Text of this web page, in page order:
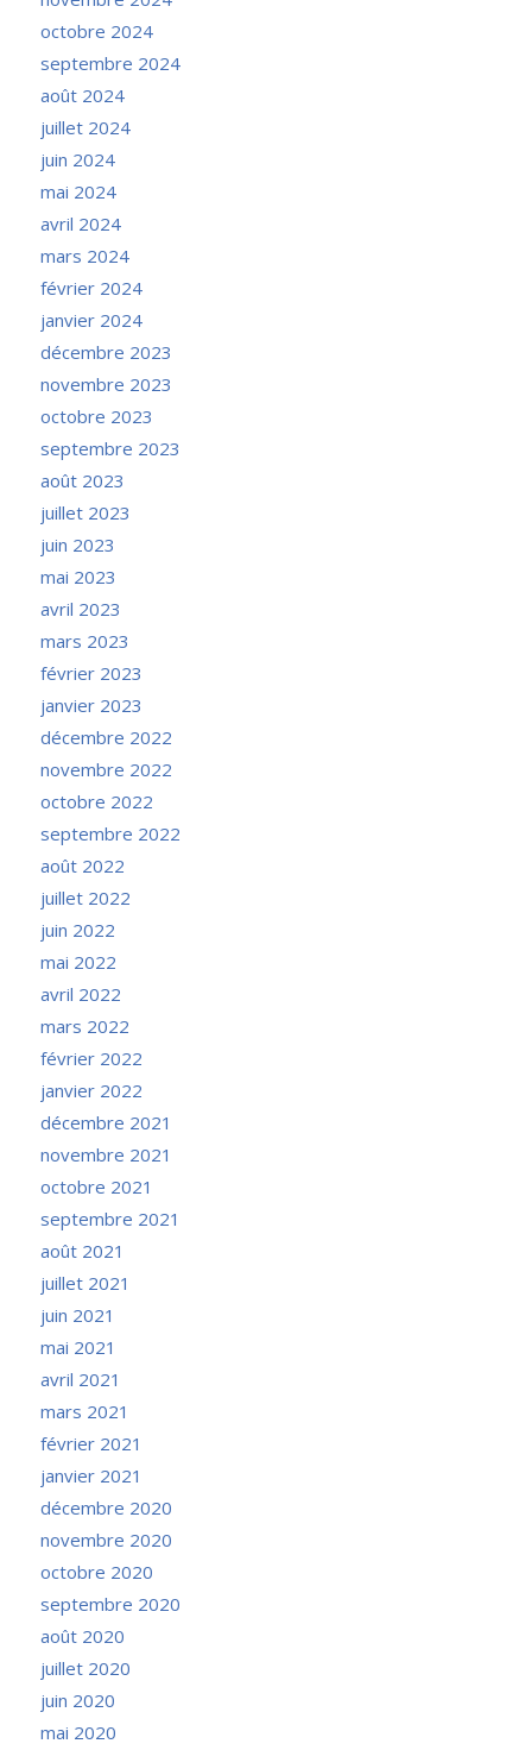
octobre 2024
septembre 2024
août 2024
juillet 2024
juin 2024
mai 2024
avril 2024
mars 2024
février 2024
janvier 2024
décembre 2023
novembre 2023
octobre 2023
septembre 2023
août 2023
juillet 2023
juin 2023
mai 2023
avril 2023
mars 2023
février 2023
janvier 2023
décembre 2022
novembre 2022
octobre 2022
septembre 2022
août 2022
juillet 2022
juin 2022
mai 2022
avril 2022
mars 2022
février 2022
janvier 2022
décembre 2021
novembre 2021
octobre 2021
septembre 2021
août 2021
juillet 2021
juin 2021
mai 2021
avril 2021
mars 2021
février 2021
janvier 2021
décembre 2020
novembre 2020
octobre 2020
septembre 2020
août 2020
juillet 2020
juin 2020
mai 2020